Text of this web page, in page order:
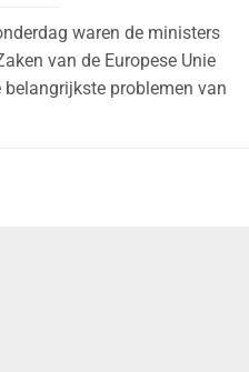
waren de ministers
van de Europese Unie
belangrijkste problemen van